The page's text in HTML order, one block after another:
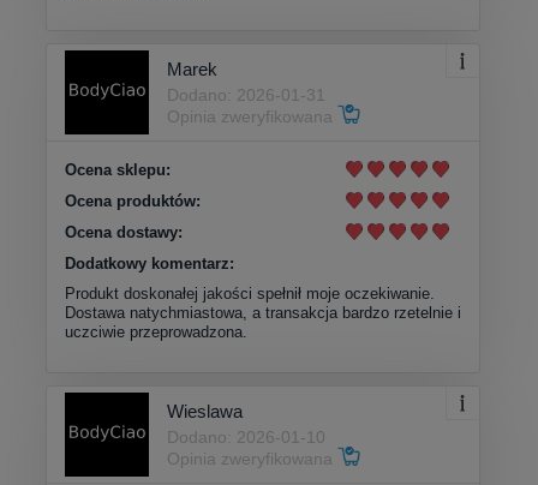
Marek
Dodano: 2026-01-31
Opinia zweryfikowana
Ocena sklepu:
Ocena produktów:
Ocena dostawy:
Dodatkowy komentarz:
Produkt doskonałej jakości spełnił moje oczekiwanie.
Dostawa natychmiastowa, a transakcja bardzo rzetelnie i
uczciwie przeprowadzona.
Wieslawa
Dodano: 2026-01-10
Opinia zweryfikowana